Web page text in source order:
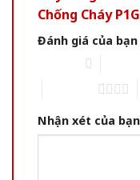
Chống Cháy
Đánh giá của bạn
Nhận xét của bạn